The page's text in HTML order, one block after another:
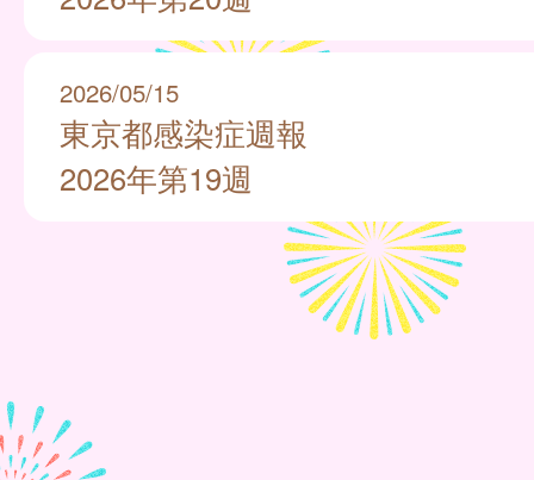
2026/05/15
東京都感染症週報
2026年第19週